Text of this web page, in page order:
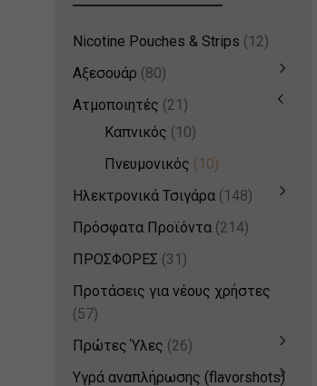
Nicotine Pouches & Strips (12)
Αξεσουάρ (80)
Ατμοποιητές (21)
Καπνικός (10)
Πνευμονικός (10)
Ηλεκτρονικά Τσιγάρα (148)
Πρόσφατα Προϊόντα (214)
ΠΡΟΣΦΟΡΕΣ (31)
Προτάσεις για νέους χρήστες
(57)
Πρώτες Ύλες (26)
Υγρά αναπλήρωσης (flavorshots)